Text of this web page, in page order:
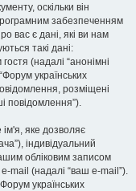
оскільки він
забезпеченням
вас є дані, які ви нам
такі дані:
(надалі “анонімні
українських
розміщені
повідомлення”).
ім'я, яке дозволяє
індивідуальний
обліковим записом
mail (надалі “ваш e-mail”).
українських